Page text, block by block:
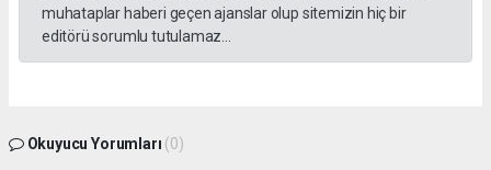
muhataplar haberi geçen ajanslar olup sitemizin hiç bir
editörü sorumlu tutulamaz...
Okuyucu Yorumları (0)